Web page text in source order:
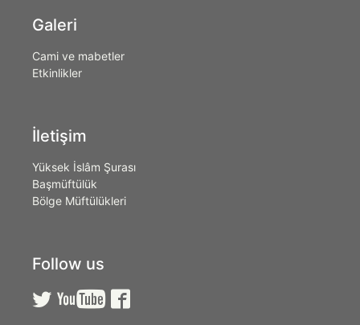
Galeri
Cami ve mabetler
Etkinlikler
İletişim
Yüksek İslâm Şurası
Başmüftülük
Bölge Müftülükleri
Follow us
  